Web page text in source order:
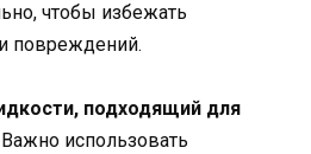
чтобы избежать
повреждений.
подходящий для
Важно использовать